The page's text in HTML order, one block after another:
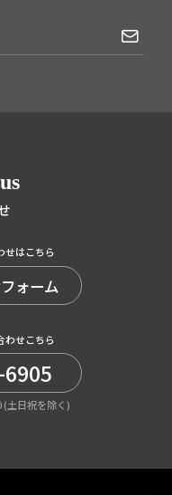
せはこちら
ォーム
わせこちら
(土日祝を除く)